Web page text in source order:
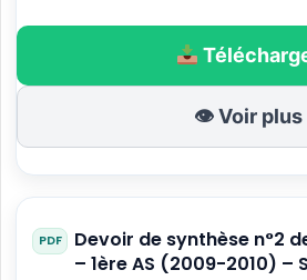
👁 Voir plus
Devoir de synthèse n°2
– 1ère AS (2009-2010) –